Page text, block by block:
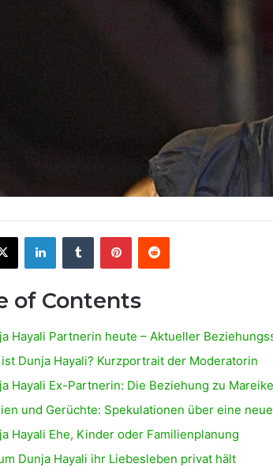
X LinkedInTumblr PinterestReddit
of Contents
Hayali Partnerin heute – Aktueller
Dunja Hayali? Kurzportrait der Moderatorin
Hayali Ex-Partnerin: Die Beziehung zu
und Gerüchte: Spekulationen über eine
Hayali Ehe, Kinder oder Familienplanung
Dunja Hayali ihr Liebesleben privat hält